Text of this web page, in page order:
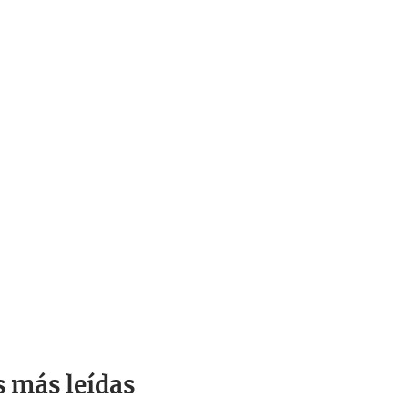
más leídas